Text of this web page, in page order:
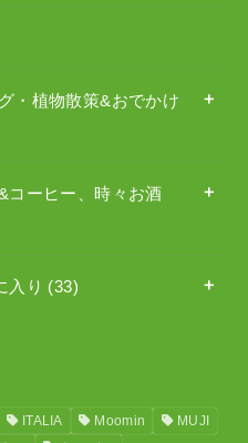
・植物散策&おでかけ
コーヒー、時々お酒
入り (33)
ITALIA Moomin
MUJI